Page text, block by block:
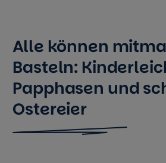
Alle können
Basteln:
Papphasen und
Ostereier